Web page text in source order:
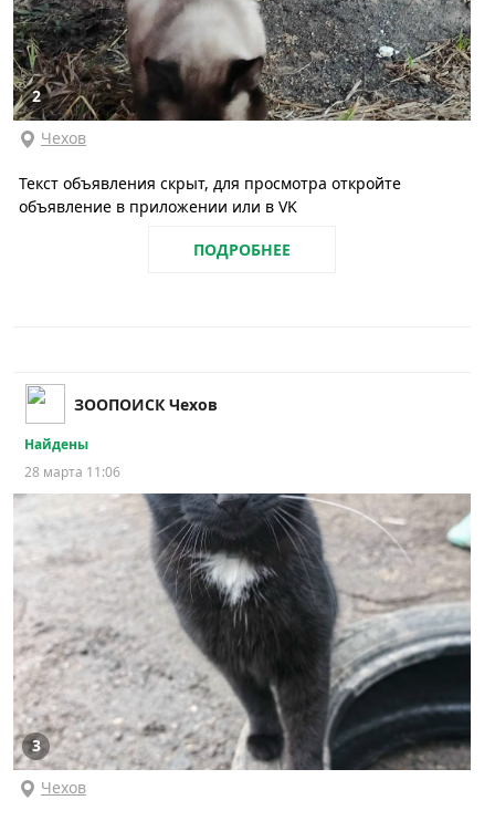
2
Чехов
Текст объявления скрыт, для просмотра откройте
объявление в приложении или в VK
ПОДРОБНЕЕ
ЗООПОИСК Чехов
Найдены
28 марта 11:06
3
Чехов